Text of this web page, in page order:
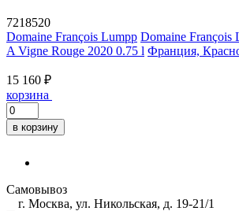
7218520
Domaine François Lumpp Domaine François
A Vigne Rouge 2020 0.75 l Франция,
15 160 ₽
корзина
в корзину
Самовывоз
г. Москва, ул. Никольская, д. 19-21/1